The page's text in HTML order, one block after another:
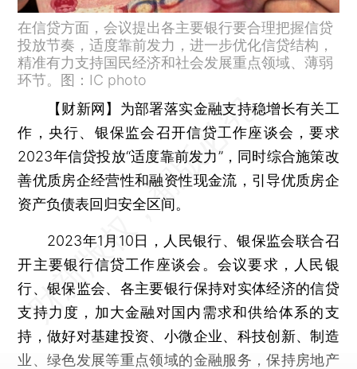
在信贷方面，会议提出各主要银行要合理把握信贷
投放节奏，适度靠前发力，进一步优化信贷结构，
精准有力支持国民经济和社会发展重点领域、薄弱
环节。图：IC photo
【财新网】 为部署落实金融支持稳增长有关工
作，央行、银保监会召开信贷工作座谈会，要求
2023年信贷投放“适度靠前发力”，同时综合施策改
善优质房企经营性和融资性现金流，引导优质房企
资产负债表回归安全区间。
2023年1月10日，人民银行、银保监会联合召
开主要银行信贷工作座谈会。会议要求，人民银
行、银保监会、各主要银行保持对实体经济的信贷
支持力度，加大金融对国内需求和供给体系的支
持，做好对基建投资、小微企业、科技创新、制造
业、绿色发展等重点领域的金融服务，保持房地产